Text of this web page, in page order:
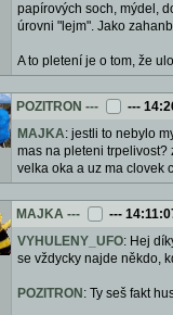
papírových soch, mýdel,
úrovni "lejm". Jako
A to pletení je o tom, že
POZITRON --- ---
MAJKA: jestli to nebylo
mas na pleteni trpelivost?
velka oka a uz ma clovek
MAJKA --- ---
VYHULENY_UFO: Hej
se vždycky najde někdo,
POZITRON : Ty seš fakt